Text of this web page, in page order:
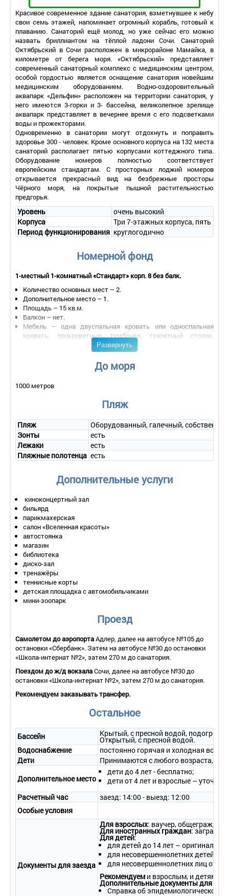
Красивое современное здание санатория, взметнувшее к небу
свои семь этажей, напоминает огромный корабль, готовый к
плаванию. Санаторий ещё молод, но уже сейчас его можно
назвать бриллиантом на тёплой ладони Сочи. Санаторий
Октябрьский в Сочи расположен в микрорайоне Мамайка, в
километре от берега моря. «Октябрьский» представляет
современный санаторный комплекс с медицинским центром,
особой гордостью является оснащение санатория новейшим
медицинским оборудованием. Водно-оздоровительный
аквапарк «Дельфин» расположен на территории санатория, у
него имеются 3-горки и 3- бассейна, великолепное зрелище
аквапарк представляет в вечернее время с его подсветками
воды и прожекторами.
Одновременно в санатории могут отдохнуть и поправить
здоровье 300 - человек. Кроме основного корпуса на 132 места
санаторий располагает пятью корпусами коттеджного типа.
Оборудование номеров полностью соответствует
европейским стандартам. C просторных лоджий номеров
открывается прекрасный вид на безбрежные просторы
Чёрного моря, на покрытые пышной растительностью
предгорья.
Уровень
очень высокий
Корпуса
Три 7-этажных корпуса, пять 2-
Период функционирования круглогодично
Номерной фонд
1-местный 1-комнатный «Стандарт» корп. 8 без балк.
Количество основных мест – 2.
Дополнительное место – 1.
Площадь – 15 кв.м.
Балкон – нет.
Мебель – одна двуспальная кровать или односпальная
кровать, прикроватные тумбочки, туалетный столик,
зеркало, шкаф, стул, журнальный столик.
Оборудование – кондиционер, телевизор, телефон,
холодильник, электрочайник и набор посуды, сейф.
Покрытие пола – ковровое покрытие.
Санузел – умывальник, зеркало, унитаз, душ с поддоном,
косметическое увеличивающее зеркало, фен,
полотенцесушитель, косметические принадлежности,
полотенца, халат, тапочки.
Wi - Fi .
Сервис:
- уборка номера – ежедневно;
- смена белья – 1 раз в 3 дня;
- смена полотенец – 1 раз в 3 дня.
1-местный 1-комнатный «Стандарт» с балк.
Количество основных мест – 2.
Дополнительное место – 1.
Площадь – 17 кв.м.
Балкон – да.
Мебель – одна двуспальная кровать или односпальная
кровать, прикроватные тумбочки, туалетный столик,
зеркало, шкаф, стул, журнальный столик.
Оборудование – кондиционер, телевизор, телефон,
холодильник, электрочайник и набор посуды, сейф.
Покрытие пола – ковровое покрытие.
Санузел – умывальник, зеркало, унитаз, душ с поддоном,
косметическое увеличивающее зеркало, фен,
полотенцесушитель, косметические принадлежности,
полотенца, халат, тапочки.
- уборка номера – ежедневно;
- смена белья – 1 раз в 3 дня;
- смена полотенец – 1 раз в 3 дня.
2-местный 1-комнатный «Стандарт»
Количество основных мест – 2.
Дополнительное место – 1.
кровати, прикроватные тумбочки, туалетный столик,
зеркало, шкаф, стул, журнальный столик.
Оборудование – кондиционер, телевизор, телефон,
холодильник, электрочайник и набор посуды, сейф.
Покрытие пола – ковровое покрытие.
Санузел – умывальник, зеркало, унитаз, душ с поддоном,
косметическое увеличивающее зеркало, фен,
полотенцесушитель, косметические принадлежности,
полотенца, халат, тапочки.
Wi - Fi .
- уборка номера – ежедневно;
- смена белья – 1 раз в 3 дня;
- смена полотенец – 1 раз в 3 дня.
2-местный 2-комнатный «Комфорт» корп. 8 без балк.
Количество основных мест – 2.
Дополнительное место – 1-2.
Развернуть
До моря
1000 метров
Пляж
Пляж
Оборудованный, галечный,
Зонты
есть
Лежаки
есть
Пляжные полотенца есть
Дополнительные услуги
киноконцертный зал
бильярд
парикмахерская
салон «Вселенная красоты»
автостоянка
магазин
библиотека
диско-зал
тренажёры
теннисные корты
детская площадка с автомобильчиками
мини-зоопарк
Проезд
Самолетом до аэропортаАдлер, далее на автобусе №105 до
остановки «Сбербанк». Затем на автобусе №30 до остановки
«Школа-интернат №2», затем 270 м до санатория.
Поездом до ж/д вокзалаСочи, далее на автобусе №30 до
остановки «Школа-интернат №2», затем 270 м до санатория.
Рекомендуем заказывать трансфер.
Остальное
Бассейн Крытый, с пресной водой,
Открытый, с пресной водой.
Водоснабжение
постоянно горячая и холодная вода
Дети
Принимаются с любого возраста,
Дополнительное место
дети до 4 лет - бесплатно;
дети от 4 лет и взрослые –
Расчетный час
заезд: 14:00 - выезд: 12:00
Особые условия
Документы для заезда
Для взрослых: ваучер,
Для иностранных граждан:
Для детей:
для детей до 14 лет – оригинал
для несовершеннолетних детей в
для несовершеннолетних лиц от
Рекомендуем и взрослым, и детям
Дополнительные документы для
Cправка об эпидемиологическом